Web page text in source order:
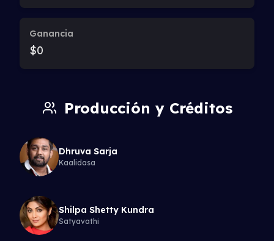
Ganancia
$0
Producción y Créditos
Dhruva Sarja
Kaalidasa
Shilpa Shetty Kundra
Satyavathi